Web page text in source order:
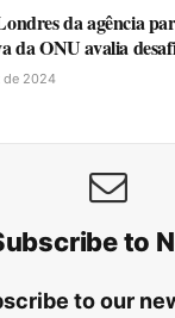
da agência
da ONU avalia
de 2024
to
to our